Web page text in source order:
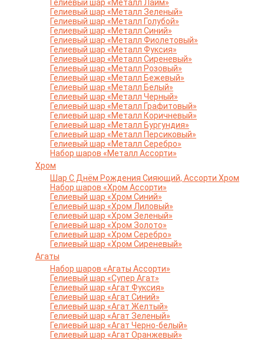
Гелиевый шар «Металл Лайм»
Гелиевый шар «Металл Зеленый»
Гелиевый шар «Металл Голубой»
Гелиевый шар «Металл Синий»
Гелиевый шар «Металл Фиолетовый»
Гелиевый шар «Металл Фуксия»
Гелиевый шар «Металл Сиреневый»
Гелиевый шар «Металл Розовый»
Гелиевый шар «Металл Бежевый»
Гелиевый шар «Металл Белый»
Гелиевый шар «Металл Черный»
Гелиевый шар «Металл Графитовый»
Гелиевый шар «Металл Коричневый»
Гелиевый шар «Металл Бургундия»
Гелиевый шар «Металл Персиковый»
Гелиевый шар «Металл Серебро»
Набор шаров «Металл Ассорти»
Хром
Шар С Днём Рождения Сияющий, Ассорти Хром
Набор шаров «Хром Ассорти»
Гелиевый шар «Хром Синий»
Гелиевый шар «Хром Лиловый»
Гелиевый шар «Хром Зеленый»
Гелиевый шар «Хром Золото»
Гелиевый шар «Хром Серебро»
Гелиевый шар «Хром Сиреневый»
Агаты
Набор шаров «Агаты Ассорти»
Гелиевый шар «Супер Агат»
Гелиевый шар «Агат Фуксия»
Гелиевый шар «Агат Синий»
Гелиевый шар «Агат Желтый»
Гелиевый шар «Агат Зеленый»
Гелиевый шар «Агат Черно-белый»
Гелиевый шар «Агат Оранжевый»